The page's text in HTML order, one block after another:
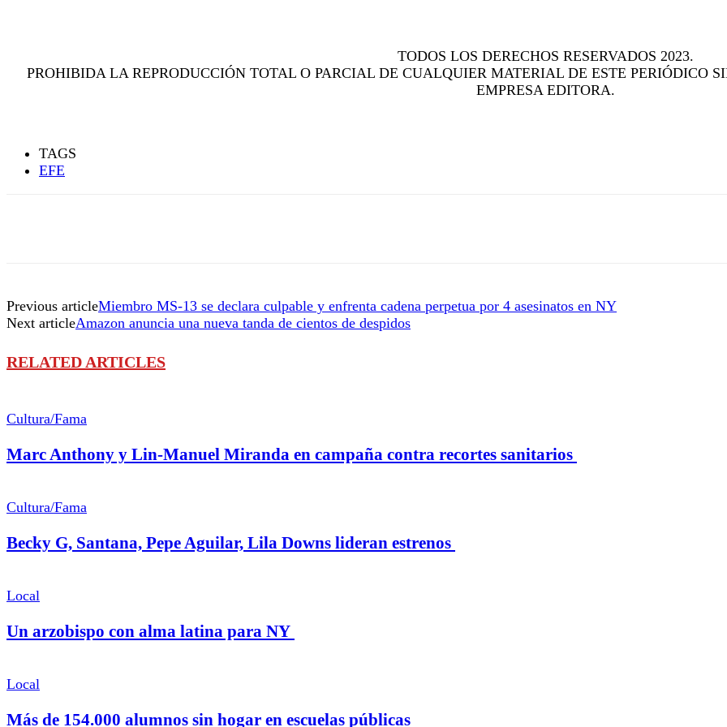
TODOS LOS DERECHOS RESERVADOS 2023.
PROHIBIDA LA REPRODUCCIÓN TOTAL O PARCIAL DE CUALQUIER MATERIAL DE ESTE PERIÓDICO
EMPRESA EDITORA.
TAGS
EFE
Previous articleMiembro MS-13 se declara culpable y enfrenta cadena perpetua por 4 asesinatos en NY
Next articleAmazon anuncia una nueva tanda de cientos de despidos
RELATED ARTICLES
Cultura/Fama
Marc Anthony y Lin-Manuel Miranda en campaña contra recortes sanitarios
Cultura/Fama
Becky G, Santana, Pepe Aguilar, Lila Downs lideran estrenos
Local
Un arzobispo con alma latina para NY
Local
Más de 154.000 alumnos sin hogar en escuelas públicas